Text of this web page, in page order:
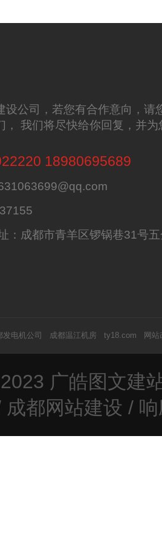
设公司，若您有合作意向，请
， 我们将尽快给你回复，并
18980695689
：成都市青羊区锣锅巷31号
发电机公司 成都温江机房 ty18.com 网站
广皓图文建
成都网站建设 /